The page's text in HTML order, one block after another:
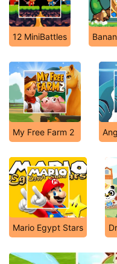
12 MiniBattles
My Free Farm 2
Mario Egypt Stars